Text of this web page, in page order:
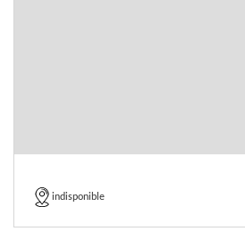
indisponible